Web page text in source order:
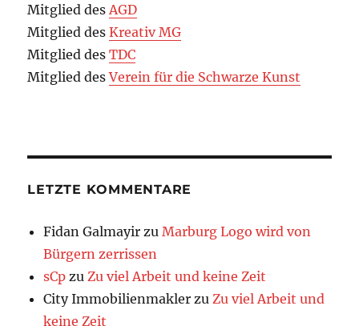
Mitglied des AGD
Mitglied desKreativ MG
Mitglied desTDC
Mitglied desVerein für die Schwarze Kunst
LETZTE KOMMENTARE
Fidan Galmayir zu Marburg Logo wird von
Bürgern zerrissen
sCp zu Zu viel Arbeit und keine Zeit
City Immobilienmakler zu Zu viel Arbeit und
keine Zeit